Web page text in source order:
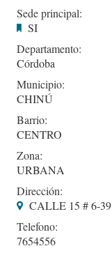
Sede principal:
SI
Departamento:
Córdoba
Municipio:
CHINÚ
Barrio:
CENTRO
Zona:
URBANA
Dirección:
CALLE 15 # 6-
Telefono:
7654556